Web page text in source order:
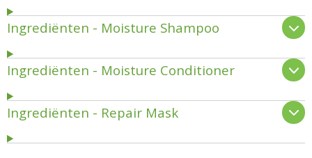
Ingrediënten - Moisture Shampoo
Ingrediënten - Moisture Conditioner
Ingrediënten - Repair Mask